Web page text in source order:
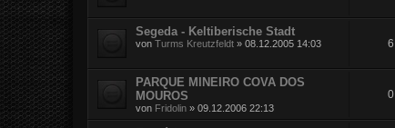
Segeda - Keltiberische Stadt
von Turms Kreutzfeldt » 08.12.2005 14:03 6
PARQUE MINEIRO COVA DOS
MOUROS
von Fridolin » 09.12.2006 22:13
0